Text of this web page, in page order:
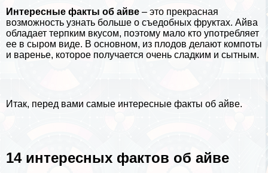
Интересные факты об айве – это прекрасная
возможность узнать больше о съедобных фруктах. Айва
обладает терпким вкусом, поэтому мало кто употрeбляет
ее в сыром виде. В основном, из плодов делают компоты
и варенье, которое получается очень сладким и сытным.
Итак, перед вами самые интересные факты об айве.
14 интересных фактов об айве